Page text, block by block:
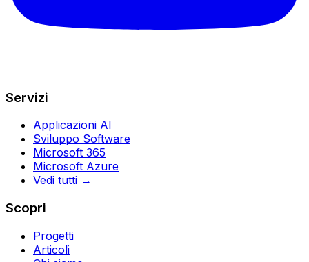
Servizi
Applicazioni AI
Sviluppo Software
Microsoft 365
Microsoft Azure
Vedi tutti →
Scopri
Progetti
Articoli